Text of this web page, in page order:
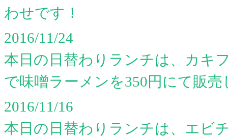
わせです！
2016/11/24
本日の日替わりランチは、カキ
で味噌ラーメンを350円にて販売
2016/11/16
本日の日替わりランチは、エビ